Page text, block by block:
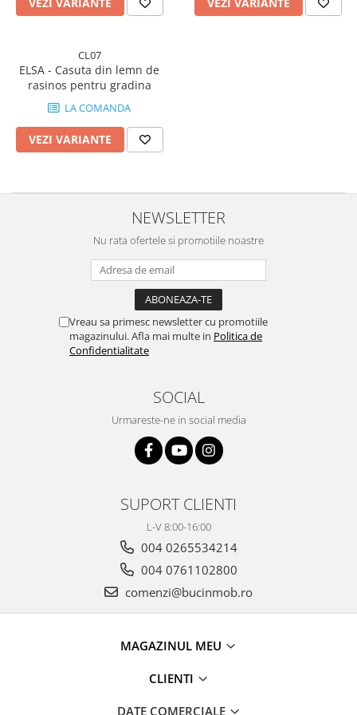
CL07
ELSA - Casuta din lemn de
rasinos pentru gradina
LA COMANDA
VEZI VARIANTE
NEWSLETTER
Nu rata ofertele si promotiile noastre
Vreau sa primesc newsletter cu promotiile
magazinului. Afla mai multe in Politica de
Confidentialitate
SOCIAL
Urmareste-ne in social media
SUPORT CLIENTI
L-V 8:00-16:00
004 0265534214
004 0761102800
comenzi@bucinmob.ro
MAGAZINUL MEU
CLIENTI
DATE COMERCIALE